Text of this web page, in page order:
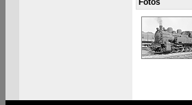
Fotos